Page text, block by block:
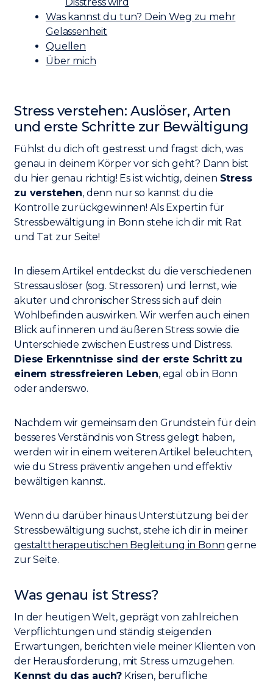
Was kannst du tun? Dein Weg zu mehr
Gelassenheit
Quellen
Über mich
Stress verstehen: Auslöser, Arten
und erste Schritte zur Bewältigung
Fühlst du dich oft gestresst und fragst dich, was
genau in deinem Körper vor sich geht? Dann bist
du hier genau richtig! Es ist wichtig, deinen Stress
zu verstehen, denn nur so kannst du die
Kontrolle zurückgewinnen! Als Expertin für
Stressbewältigung in Bonn stehe ich dir mit Rat
und Tat zur Seite!
In diesem Artikel entdeckst du die verschiedenen
Stressauslöser (sog. Stressoren) und lernst, wie
akuter und chronischer Stress sich auf dein
Wohlbefinden auswirken. Wir werfen auch einen
Blick auf inneren und äußeren Stress sowie die
Unterschiede zwischen Eustress und Distress.
Diese Erkenntnisse sind der erste Schritt zu
einem stressfreieren Leben, egal ob in Bonn
oder anderswo.
Nachdem wir gemeinsam den Grundstein für dein
besseres Verständnis von Stress gelegt haben,
werden wir in einem weiteren Artikel beleuchten,
wie du Stress präventiv angehen und effektiv
bewältigen kannst.
Wenn du darüber hinaus Unterstützung bei der
Stressbewältigung suchst, stehe ich dir in meiner
gestalttherapeutischen Begleitung in Bonn gerne
zur Seite.
Was genau ist Stress?
In der heutigen Welt, geprägt von zahlreichen
Verpflichtungen und ständig steigenden
Erwartungen, berichten viele meiner Klienten von
der Herausforderung, mit Stress umzugehen.
Kennst du das auch?Krisen, berufliche